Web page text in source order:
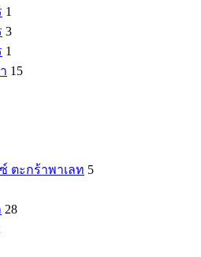
1
3
1
15
ตะกร้าพาเลท 5
28